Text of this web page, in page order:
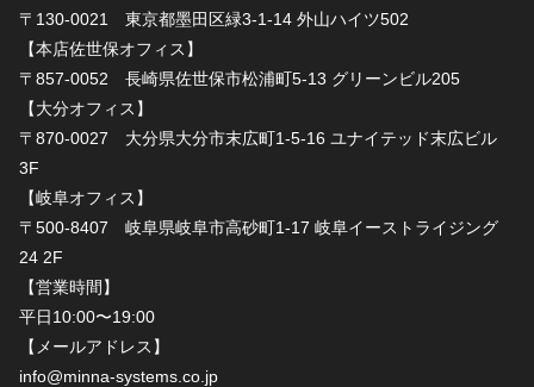
〒130-0021 東京都墨田区緑3-1-14 外山ハイツ502
【本店佐世保オフィス】
〒857-0052 長崎県佐世保市松浦町5-13 グリーンビル205
【大分オフィス】
〒870-0027 大分県大分市末広町1-5-16 ユナイテッド末広ビル
3F
【岐阜オフィス】
〒500-8407 岐阜県岐阜市高砂町1-17 岐阜イーストライジング
24 2F
【営業時間】
平日10:00〜19:00
【メールアドレス】
info@minna-systems.co.jp